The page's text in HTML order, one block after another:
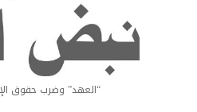
“العهد” وضرب حقوق